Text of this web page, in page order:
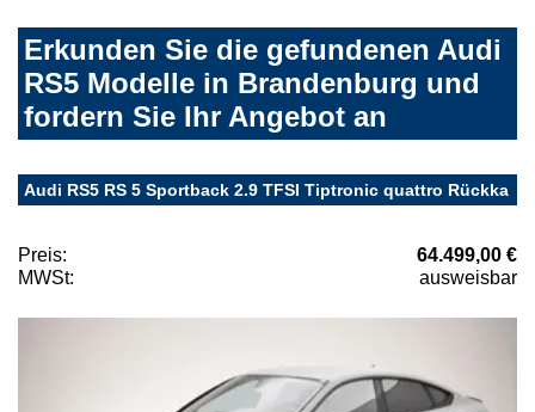
Erkunden Sie die gefundenen Audi
RS5 Modelle in Brandenburg und
fordern Sie Ihr Angebot an
Audi RS5 RS 5 Sportback 2.9 TFSI Tiptronic quattro Rückka
Preis:
64.499,00 €
MWSt:
ausweisbar